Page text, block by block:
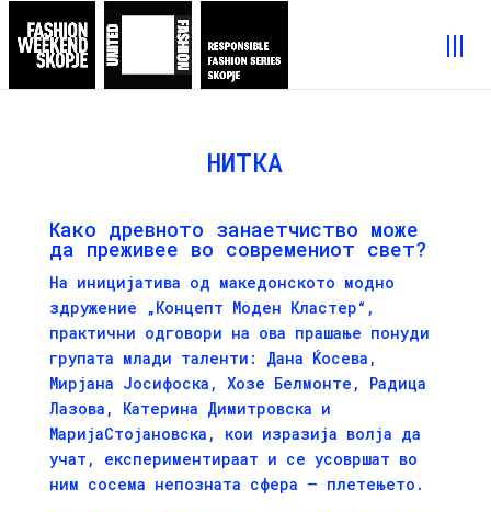
НИТКА
Како древното занаетчиство може
да преживее во современиот свет?
На иницијатива од македонското модно
здружение „Концепт Моден Кластер“,
практични одговори на ова прашање понуди
групата млади таленти: Дана Ќосева,
Мирјана Јосифоска, Хозе Белмонте, Радица
Лазова, Катерина Димитрoвска и
МаријаСтојановска, кои изразија волја да
учат, експериментираат и се усовршат во
ним сосема непозната сфера – плетењето.